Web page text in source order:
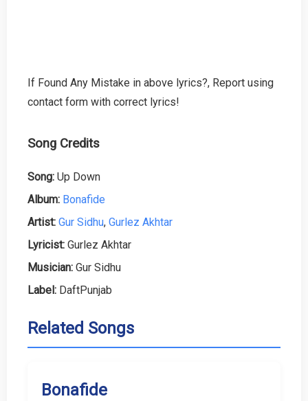
If Found Any Mistake in above lyrics?, Report using
contact form with correct lyrics!
Song Credits
Song: Up Down
Album: Bonafide
Artist: Gur Sidhu, Gurlez Akhtar
Lyricist: Gurlez Akhtar
Musician: Gur Sidhu
Label: DaftPunjab
Related Songs
Bonafide